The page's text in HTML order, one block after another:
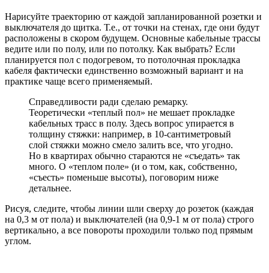
Нарисуйте траекторию от каждой запланированной розетки и
выключателя до щитка. Т.е., от точки на стенах, где они будут
расположены в скором будущем. Основные кабельные трассы
ведите или по полу, или по потолку. Как выбрать? Если
планируется пол с подогревом, то потолочная прокладка
кабеля фактически единственно возможный вариант и на
практике чаще всего применяемый.
Справедливости ради сделаю ремарку.
Теоретически «теплый пол» не мешает прокладке
кабельных трасс в полу. Здесь вопрос упирается в
толщину стяжки: например, в 10-сантиметровый
слой стяжки можно смело залить все, что угодно.
Но в квартирах обычно стараются не «съедать» так
много. О «теплом поле» (и о том, как, собственно,
«съесть» поменьше высоты), поговорим ниже
детальнее.
Рисуя, следите, чтобы линии шли сверху до розеток (каждая
на 0,3 м от пола) и выключателей (на 0,9-1 м от пола) строго
вертикально, а все повороты проходили только под прямым
углом.